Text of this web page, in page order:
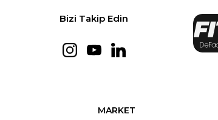
Bizi Takip Edin
MARKET